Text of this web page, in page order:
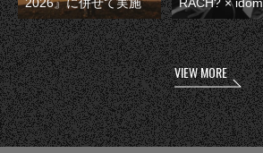
VIEW MORE